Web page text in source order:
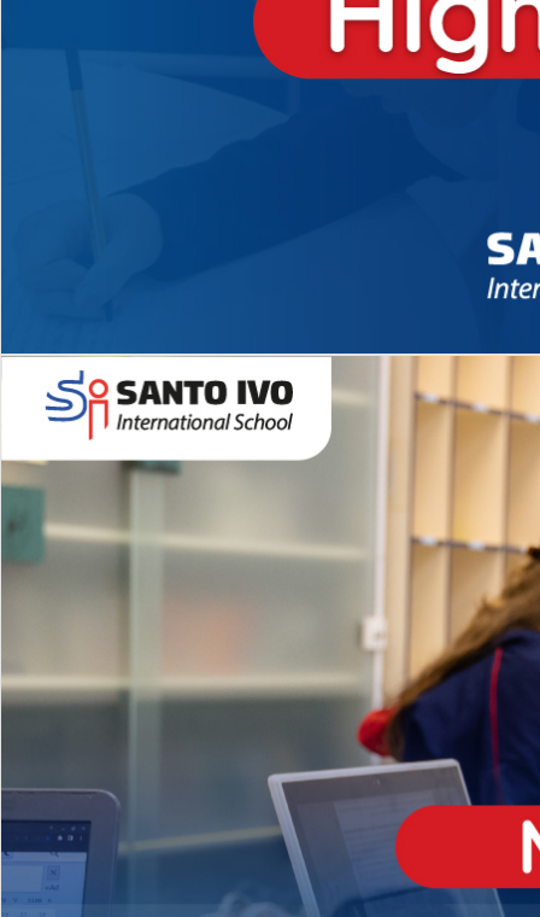
Novidades 2026 High School
EDUCAÇÃO INFANTIL
Inglês todos os dias
MÉDIO
igh School
Dupla Diplomação